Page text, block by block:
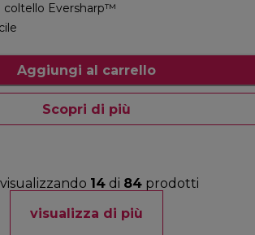
coltello Eversharp™
Aggiungi al carrello
Scopri di più
14 di 84 prodotti
visualizza di più